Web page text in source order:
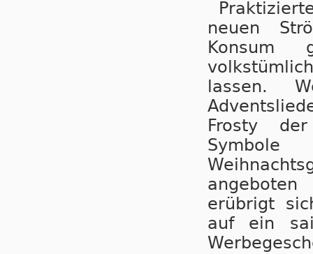
neuen
Konsum
lassen.
Frosty
Symbole
erübrigt
auf ein